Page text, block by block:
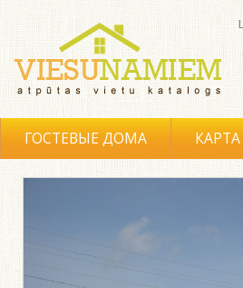
ГОСТЕВЫЕ ДОМА КАРТА